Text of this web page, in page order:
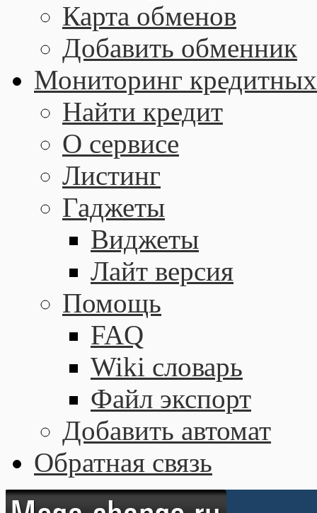
Карта обменов
Добавить обменник
Мониторинг кредитных
Найти кредит
О сервисе
Листинг
Гаджеты
Виджеты
Лайт версия
Помощь
FAQ
Wiki словарь
Файл экспорт
Добавить автомат
Обратная связь